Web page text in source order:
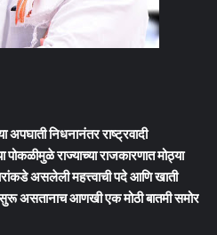
निधनानंतर राष्ट्रवादी
पोकळीमुळे राज्याच्या राजकारणात मोठ्या
असलेली महत्त्वाची पदे आणि खाती
सुरू असतानाच आणखी एक मोठी बातमी समोर